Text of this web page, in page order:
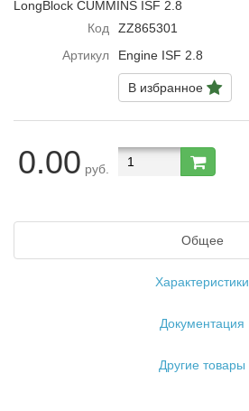
LongBlock CUMMINS ISF 2.8
Код
ZZ865301
Артикул
Engine ISF 2.8
В избранное
0.00 руб.
Общее
Характеристики
Документация
Другие товары